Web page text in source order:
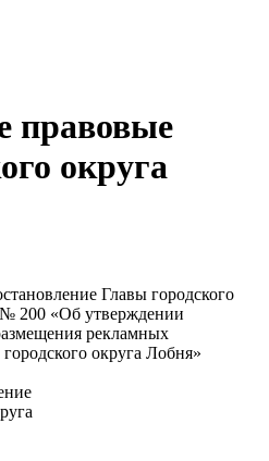
правовые
округа
Главы городского
200 «Об утверждении
рекламных
округа Лобня»